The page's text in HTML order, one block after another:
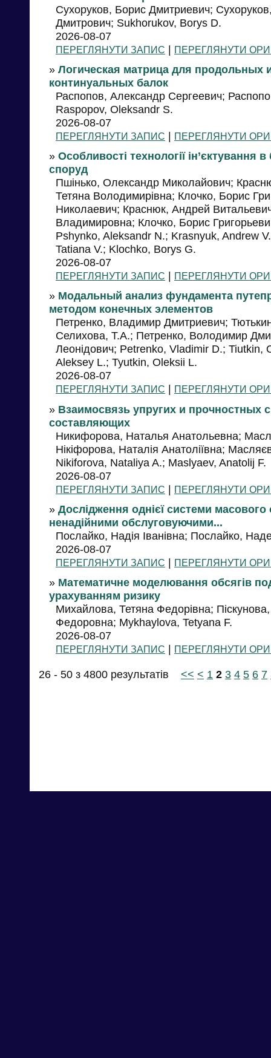
Сухоруков, Борис Дмитриевич;
Дмитрович; Sukhorukov, Borys D.
2026-08-07
ПЕРЕГЛЯНУТИ ЗАПИС | ПЕРЕГЛЯНУТИ
» Логическая матрица для продольных
континуальных балок
Распопов, Александр Сергеевич;
Raspopov, Oleksandr S.
2026-08-07
ПЕРЕГЛЯНУТИ ЗАПИС | ПЕРЕГЛЯНУТИ
» Особливості технології ін’єктування
споруд
Пшінько, Олександр Миколайович;
Тетяна Володимирівна; Клочко, Борис
Николаевич; Краснюк, Андрей
Владимировна; Клочко, Борис
Pshynko, Aleksandr N.; Krasnyuk, Andrew
Tatiana V.; Klochko, Borys G.
2026-08-07
ПЕРЕГЛЯНУТИ ЗАПИС | ПЕРЕГЛЯНУТИ
» Модальный анализ фундамента
методом конечных элементов
Петренко, Владимир Дмитриевич;
Селихова, Т.А.; Петренко, Володимир
Леонідович; Petrenko, Vladimir D.; Tiutkin,
Aleksey L.; Tyutkіn, Oleksii L.
2026-08-07
ПЕРЕГЛЯНУТИ ЗАПИС | ПЕРЕГЛЯНУТИ
» Взаимосвязь упругих и прочностных
составляющих
Никифорова, Наталья Анатольевна;
Нікіфорова, Наталія Анатоліївна;
Nikiforova, Nataliya A.; Maslyaev, Anatolij F.
2026-08-07
ПЕРЕГЛЯНУТИ ЗАПИС | ПЕРЕГЛЯНУТИ
» Дослідження однієї системи
ненадійними обслуговуючими...
Послайко, Надія Іванівна; Послайко,
2026-08-07
ПЕРЕГЛЯНУТИ ЗАПИС | ПЕРЕГЛЯНУТИ
» Математичне моделювання обсягів
урахуванням ризику
Михайлова, Тетяна Федорівна;
Федоровна; Mykhaylova, Tetyana F.
2026-08-07
ПЕРЕГЛЯНУТИ ЗАПИС | ПЕРЕГЛЯНУТИ
26 - 50 з 4800 результатів << < 1 2 3 4 5 6 7